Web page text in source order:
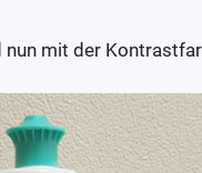
nun mit der